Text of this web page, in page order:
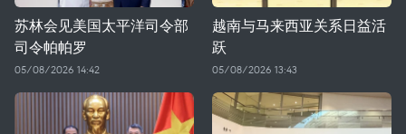
苏林会见美国太平洋司令部
司令帕帕罗
05/08/2026 14:42
越南与马来西亚关系日益活
跃
05/08/2026 13:43